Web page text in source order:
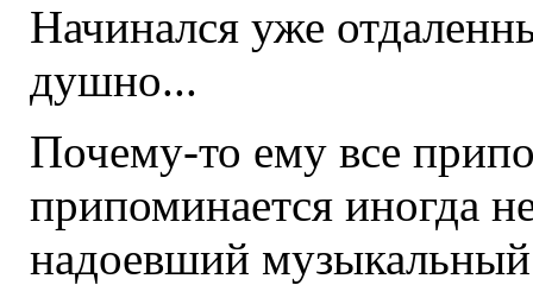
Начинался уже
душно...
Почему-то ему все
припоминается иногда
надоевший